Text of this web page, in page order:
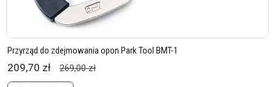
Przyrząd do zdejmowania opon Park Tool BMT-1
209,70 zł 269,00 zł